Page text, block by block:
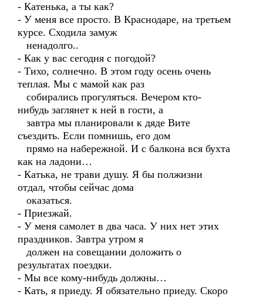
- Катенька, а ты как?
- У меня все просто. В Краснодаре, на третьем
курсе. Сходила замуж
ненадолго..
- Как у вас сегодня с погодой?
- Тихо, солнечно. В этом году осень очень
теплая. Мы с мамой как раз
собирались прогуляться. Вечером кто-
нибудь заглянет к ней в гости, а
завтра мы планировали к дяде Вите
съездить. Если помнишь, его дом
прямо на набережной. И с балкона вся бухта
как на ладони…
- Катька, не трави душу. Я бы полжизни
отдал, чтобы сейчас дома
оказаться.
- Приезжай.
- У меня самолет в два часа. У них нет этих
праздников. Завтра утром я
должен на совещании доложить о
результатах поездки.
- Мы все кому-нибудь должны…
- Кать, я приеду. Я обязательно приеду. Скоро